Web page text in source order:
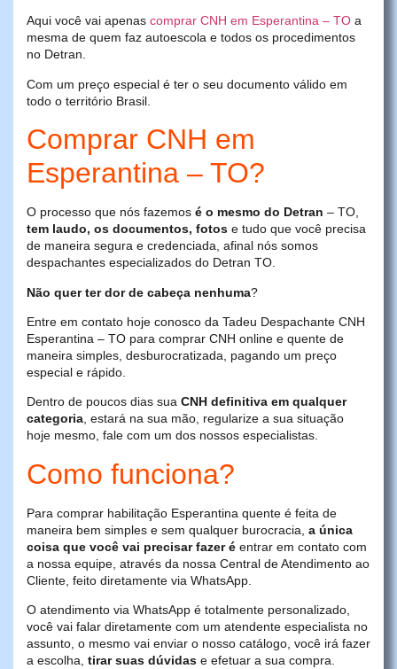
Aqui você vai apenas comprar CNH em Esperantina – TO a
mesma de quem faz autoescola e todos os procedimentos
no Detran.
Com um preço especial é ter o seu documento válido em
todo o território Brasil.
Comprar CNH em
Esperantina – TO?
O processo que nós fazemos é o mesmo do Detran – TO,
tem laudo, os documentos, fotos e tudo que você precisa
de maneira segura e credenciada, afinal nós somos
despachantes especializados do Detran TO.
Não quer ter dor de cabeça nenhuma?
Entre em contato hoje conosco da Tadeu Despachante CNH
Esperantina – TO para comprar CNH online e quente de
maneira simples, desburocratizada, pagando um preço
especial e rápido.
Dentro de poucos dias sua CNH definitiva em qualquer
categoria, estará na sua mão, regularize a sua situação
hoje mesmo, fale com um dos nossos especialistas.
Como funciona?
Para comprar habilitação Esperantina quente é feita de
maneira bem simples e sem qualquer burocracia, a única
coisa que você vai precisar fazer é entrar em contato com
a nossa equipe, através da nossa Central de Atendimento ao
Cliente, feito diretamente via WhatsApp.
O atendimento via WhatsApp é totalmente personalizado,
você vai falar diretamente com um atendente especialista no
assunto, o mesmo vai enviar o nosso catálogo, você irá fazer
a escolha, tirar suas dúvidas e efetuar a sua compra.